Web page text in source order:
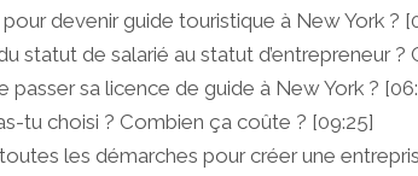
devenir guide touristique à New York ?
statut de salarié au statut d’entrepreneur
passer sa licence de guide à New York ?
tu choisi ? Combien ça coûte ? [09:25]
les démarches pour créer une